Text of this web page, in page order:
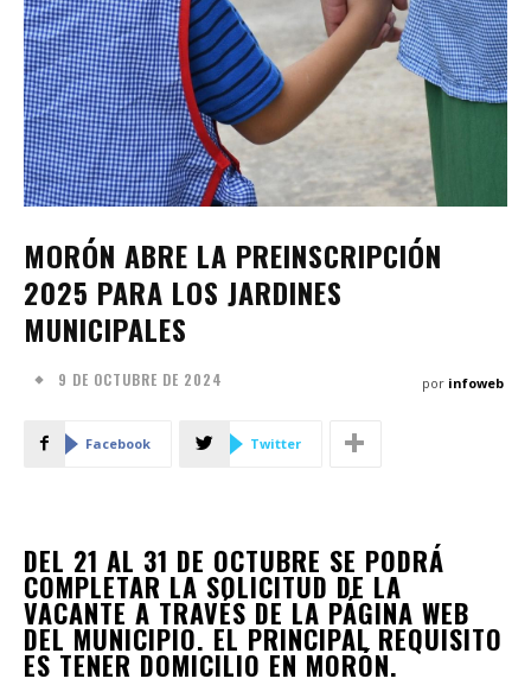
MORÓN ABRE LA PREINSCRIPCIÓN
2025 PARA LOS JARDINES
MUNICIPALES
9 DE OCTUBRE DE 2024 por infoweb
Facebook Twitter
DEL 21 AL 31 DE OCTUBRE SE PODRÁ
COMPLETAR LA SOLICITUD DE LA
VACANTE A TRAVÉS DE LA PÁGINA WEB
DEL MUNICIPIO. EL PRINCIPAL REQUISITO
ES TENER DOMICILIO EN MORÓN.